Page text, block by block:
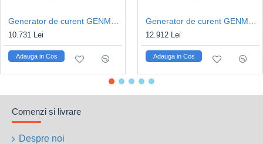
10.731 Lei
Adauga in Cos
12.912 Lei
Adauga in Cos
Comenzi si livrare
Despre noi